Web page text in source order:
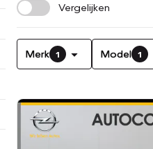
Vergelijken
Merk 1 Model 1